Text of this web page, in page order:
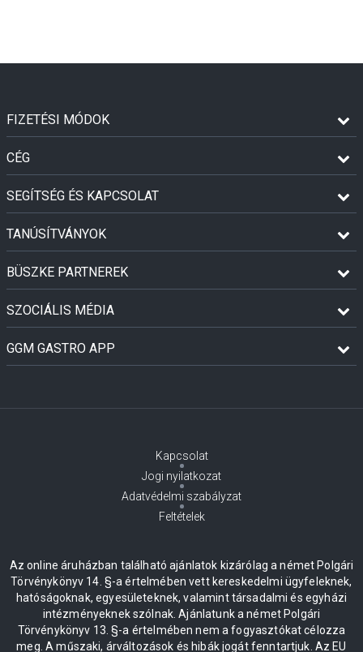
FIZETÉSI MÓDOK
CÉG
SEGÍTSÉG ÉS KAPCSOLAT
TANÚSÍTVÁNYOK
BÜSZKE PARTNEREK
SZOCIÁLIS MÉDIA
GGM GASTRO APP
Kapcsolat
Jogi nyilatkozat
Adatvédelmi szabályzat
Feltételek
Az online áruházban található ajánlatok kizárólag a német Polgári
Törvénykönyv 14. §-a értelmében vett kereskedelmi ügyfeleknek,
hatóságoknak, egyesületeknek, valamint társadalmi és egyházi
intézményeknek szólnak. Ajánlatunk a német Polgári
Törvénykönyv 13. §-a értelmében nem a fogyasztókat célozza
meg. A műszaki, árváltozások és hibák jogát fenntartjuk. Az EU